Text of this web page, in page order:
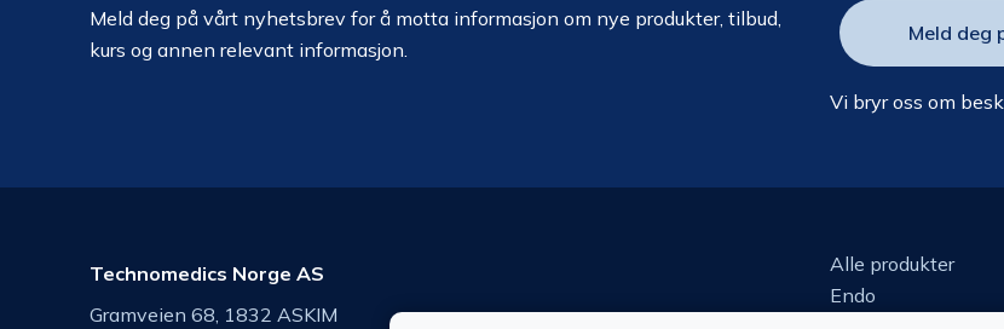
Meld deg på vårt nyhetsbrev for å motta informasjon om nye produkter, tilbud,
kurs og annen relevant informasjon.
Vi bryr oss om
Technomedics Norge AS
Gramveien 68, 1832 ASKIM
Alle produkter
Endo